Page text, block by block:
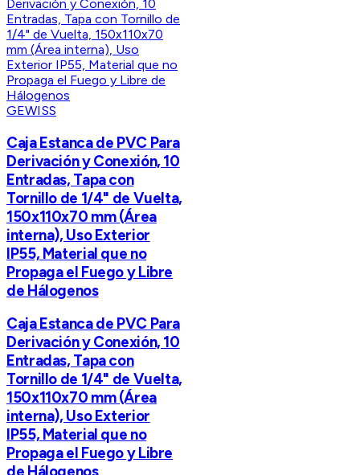
GEWISS
Caja Estanca de PVC Para
Derivación y Conexión, 10
Entradas, Tapa con
Tornillo de 1/4" de Vuelta,
150x110x70 mm (Área
interna), Uso Exterior
IP55, Material que no
Propaga el Fuego y Libre
de Hálogenos
Caja Estanca de PVC Para
Derivación y Conexión, 10
Entradas, Tapa con
Tornillo de 1/4" de Vuelta,
150x110x70 mm (Área
interna), Uso Exterior
IP55, Material que no
Propaga el Fuego y Libre